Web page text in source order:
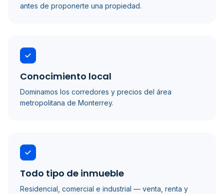
antes de proponerte una propiedad.
Conocimiento local
Dominamos los corredores y precios del área
metropolitana de Monterrey.
Todo tipo de inmueble
Residencial, comercial e industrial — venta, renta y